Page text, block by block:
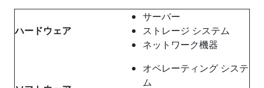
ハードウェア
サーバー
ストレージ システム
ネットワーク機器
オペレーティング システ
ム